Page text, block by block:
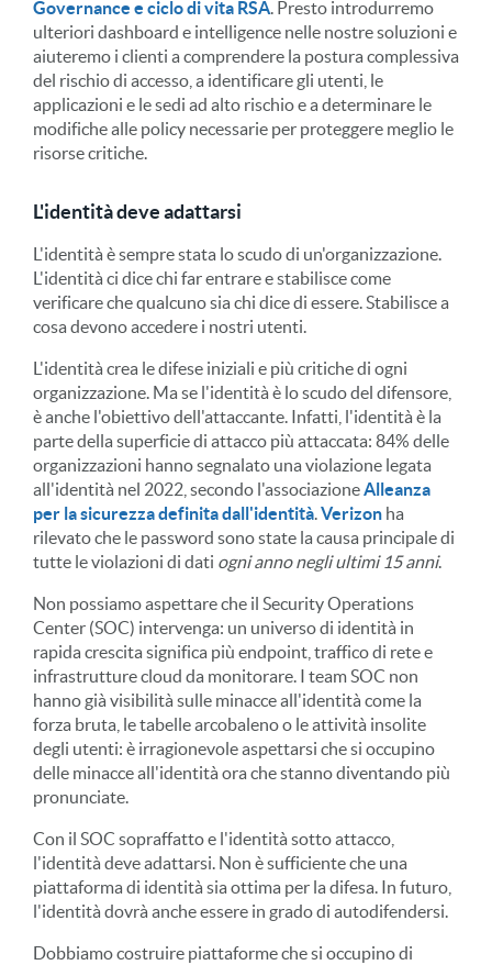
Governance e ciclo di vita RSA . Presto introdurremo
ulteriori dashboard e intelligence nelle nostre soluzioni e
aiuteremo i clienti a comprendere la postura complessiva
del rischio di accesso, a identificare gli utenti, le
applicazioni e le sedi ad alto rischio e a determinare le
modifiche alle policy necessarie per proteggere meglio le
risorse critiche.
L'identità deve adattarsi
L'identità è sempre stata lo scudo di un'organizzazione.
L'identità ci dice chi far entrare e stabilisce come
verificare che qualcuno sia chi dice di essere. Stabilisce a
cosa devono accedere i nostri utenti.
L'identità crea le difese iniziali e più critiche di ogni
organizzazione. Ma se l'identità è lo scudo del difensore,
è anche l'obiettivo dell'attaccante. Infatti, l'identità è la
parte della superficie di attacco più attaccata: 84% delle
organizzazioni hanno segnalato una violazione legata
all'identità nel 2022, secondo l'associazione Alleanza
per la sicurezza definita dall'identità Verizon ha
rilevato che le password sono state la causa principale di
tutte le violazioni di dati ogni anno negli ultimi 15 anni.
Non possiamo aspettare che il Security Operations
Center (SOC) intervenga: un universo di identità in
rapida crescita significa più endpoint, traffico di rete e
infrastrutture cloud da monitorare. I team SOC non
hanno già visibilità sulle minacce all'identità come la
forza bruta, le tabelle arcobaleno o le attività insolite
degli utenti: è irragionevole aspettarsi che si occupino
delle minacce all'identità ora che stanno diventando più
pronunciate.
Con il SOC sopraffatto e l'identità sotto attacco,
l'identità deve adattarsi. Non è sufficiente che una
piattaforma di identità sia ottima per la difesa. In futuro,
l'identità dovrà anche essere in grado di autodifendersi.
Dobbiamo costruire piattaforme che si occupino di